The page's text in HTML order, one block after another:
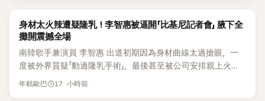
形容整場演出「就像一場豪華KTV」。
K-POP
身材太火辣遭疑隆乳！李智惠被逼開「比基尼記者會」 腋下全
攤開震撼全場
南韓歌手兼演員 李智惠 出道初期因為身材曲線太過搶眼，一
度被外界質疑「動過隆乳手術」，最後甚至被公司安排親上火
線，召開前所未見的「泳裝記者會」澄清。這場記者會後來還被
年糕歐巴 17 小時前